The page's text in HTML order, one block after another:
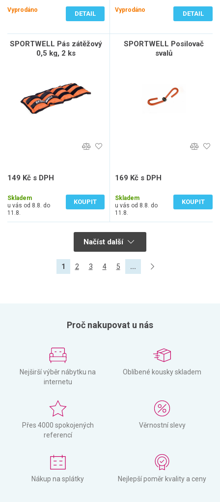
Vyprodáno
DETAIL
Vyprodáno
DETAIL
SPORTWELL Pás zátěžový
0,5 kg, 2 ks
149 Kč s DPH
Skladem
u vás od 8.8. do
11.8.
KOUPIT
SPORTWELL Posilovač
svalů
169 Kč s DPH
Skladem
u vás od 8.8. do
11.8.
KOUPIT
Načíst další
1 2 3 4 5 ...
Proč nakupovat u nás
Nejširší výběr nábytku na
internetu
Oblíbené kousky skladem
Přes 4000 spokojených
referencí
Věrnostní slevy
Nákup na splátky Nejlepší poměr kvality a ceny